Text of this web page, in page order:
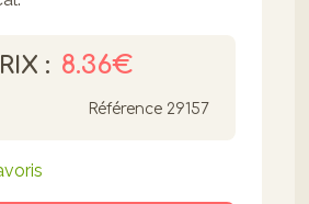
: 8.36€
Référence 29157